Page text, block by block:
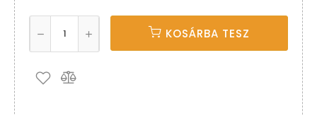
KOSÁRBA TESZ